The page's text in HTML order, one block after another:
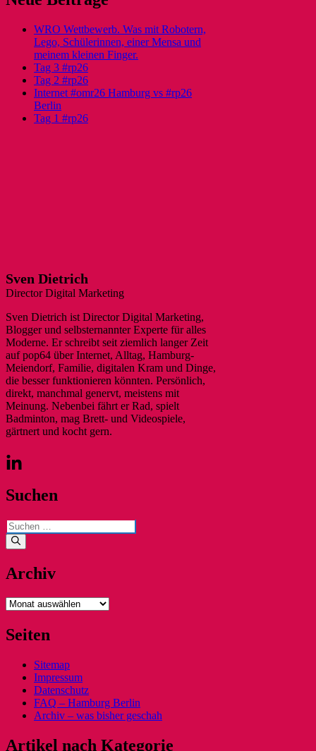
WRO Wettbewerb. Was mit Robotern,
Lego, Schülerinnen, einer Mensa und
meinem kleinen Finger.
Tag 3 #rp26
Tag 2 #rp26
Internet #omr26 Hamburg vs #rp26
Berlin
Tag 1 #rp26
Sven Dietrich
Director Digital Marketing
Sven Dietrich ist Director Digital Marketing,
Blogger und selbsternannter Experte für alles
Moderne. Er schreibt seit ziemlich langer Zeit
auf pop64 über Internet, Alltag, Hamburg-
Meiendorf, Familie, digitalen Kram und Dinge,
die besser funktionieren könnten. Persönlich,
direkt, manchmal genervt, meistens mit
Meinung. Nebenbei fährt er Rad, spielt
Badminton, mag Brett- und Videospiele,
gärtnert und kocht gern.
Suchen
Suchen
nach:
Archiv
Archiv
Seiten
Sitemap
Impressum
Datenschutz
FAQ – Hamburg Berlin
Archiv – was bisher geschah
Artikel nach Kategorie